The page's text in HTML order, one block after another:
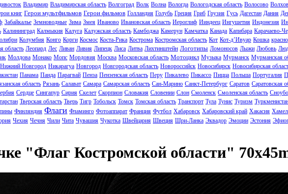
Владимир Владимирская область Волгоград Волк Волна Вологда Вологодская область Волосово
книг Герои мультфильмов Герои фильмов Голландия Голубь Греция Гриб Грузия Гусь Дагестан Дания
Забайкалье Земноводные Зима Змея Иваново Ивановская область Иероглиф Ииндеец Ингушетия Индонезия
Калининград Калмыкия Калуга Калужская область Камбоджа Камерун Камчатка Канада Капибара Карачаево-
Колумбия Конго Корги Космос Коста-Рика Кострома Костромская область Кот Кот-д’Ивуар Кошка
область Леопард Лес Ливан Ливия Липецк Лиса Литва Лихтинштейн Логотипы Ломоносов Лыжи Любовь
Молдова Монако Мопс Мордовия Москва Московская область Мотоцикл Музыка Мурманск Мурманская
Нижний Новгород Никарагуа Новгород Новгородская область Новороссийск Новосибирск Новосибирская
Панама Панда Парагвай Пенза Пензенская область Перу Пикалево Пикассо Пицца Польша Португалия
область Рязань Салават Самара Самарская область Сан-Марино Санкт-Петербург Саратов Саратовская
Сердце Сингапур Сирия Скелет Скорпион Словакия Словении Слон Смоленск Смоленская область
Тверская область Тверь Тигр Тобольск Томск Томская область Транспорт Тула Тунис Туризм
Финляндия Флаги Фламинго Фотоаппарат Франция Футбол Хабаровск Хабаровский край Хакасия
Чехия Чечня Чили Чита Чувашия Чукотка Швейцария Швеция Шри-Ланка Эквадор Эмоции Эстония
"Флаг Костромской области"